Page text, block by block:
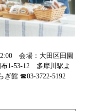
会場：大田区田園
1-53-12 多摩川駅よ
ぎ館 ☎03-3722-5192